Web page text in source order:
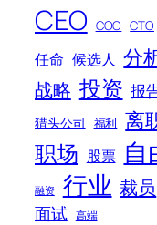
CEO COO CTO
任命 候选人 分
战略 投资 报
猎头公司 福利 离
职场 股票 自
融资 行业 裁员
面试 高端